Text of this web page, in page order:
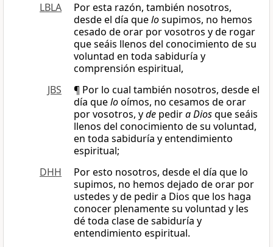
LBLA
Por esta razón, también nosotros,
desde el día quelosupimos, no hemos
cesado de orar por vosotros y de rogar
que seáis llenos del conocimiento de su
voluntad en toda sabiduría y
comprensión espiritual,
JBS
¶ Por lo cual también nosotros, desde el
día quelooímos, no cesamos de orar
por vosotros, yde pedira Diosque seáis
llenos del conocimiento de su voluntad,
en toda sabiduría y entendimiento
espiritual;
DHH
Por esto nosotros, desde el día que lo
supimos, no hemos dejado de orar por
ustedes y de pedir a Dios que los haga
conocer plenamente su voluntad y les
dé toda clase de sabiduría y
entendimiento espiritual.